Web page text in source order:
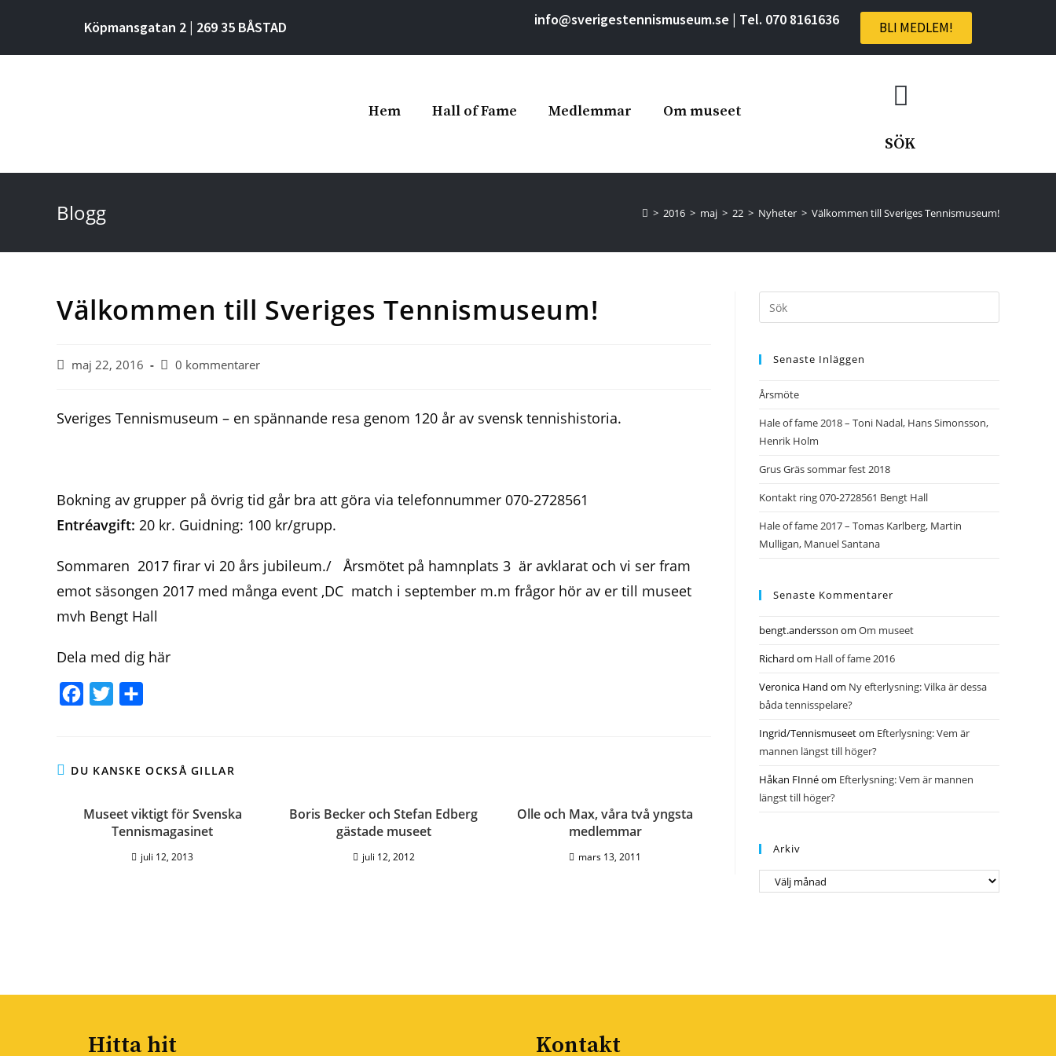
Köpmansgatan 2 | 269 35 BÅSTAD info@sverigestennismuseum.se | Tel. 0708161636 BLI MEDLEM!
Hem Hall of Fame Medlemmar Om museet
SÖK
Blogg > 2016 > maj > 22 > Nyheter > Välkommen till Sveriges Tennismuseum!
Välkommen till Sveriges Tennismuseum!
maj 22, 2016 0 kommentarer
Sveriges Tennismuseum – en spännande resa genom 120 år av svensk tennishistoria.
Bokning av grupper på övrig tid går bra att göra via telefonnummer 070-2728561
Entréavgift: 20 kr. Guidning: 100 kr/grupp.
Sommaren 2017 firar vi 20 års jubileum./ Årsmötet på hamnplats 3 är avklarat och vi ser fram
emot säsongen 2017 med många event ,DC match i september m.m frågor hör av er till museet
mvh Bengt Hall
Dela med dig här
e
o
t
e
r
a
DU KANSKE OCKSÅ GILLAR
Museet viktigt för Svenska
Tennismagasinet
juli 12, 2013
Boris Becker och Stefan Edberg
gästade museet
juli 12, 2012
Olle och Max, våra två yngsta
medlemmar
mars 13, 2011
Senaste Inläggen
Årsmöte
Hale of fame 2018 – Toni Nadal, Hans Simonsson,
Henrik Holm
Grus Gräs sommar fest 2018
Kontakt ring 070-2728561 Bengt Hall
Hale of fame 2017 – Tomas Karlberg, Martin
Mulligan, Manuel Santana
Senaste Kommentarer
bengt.andersson om Om museet
Richard om Hall of fame 2016
Veronica Hand om Ny efterlysning: Vilka är dessa
båda tennisspelare?
Ingrid/Tennismuseetom Efterlysning: Vem är
mannen längst till höger?
Håkan FInnéom Efterlysning: Vem är mannen
längst till höger?
Arkiv
Hitta hit Kontakt